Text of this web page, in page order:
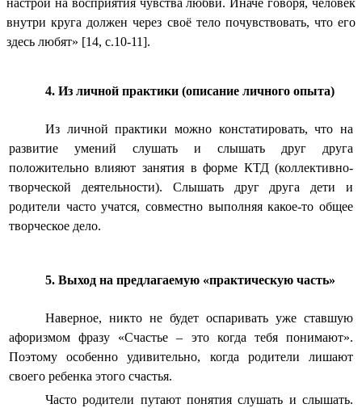
настрой на восприятия чувства любви. Иначе говоря, человек
внутри круга должен через своё тело почувствовать, что его
здесь любят» [14, с.10-11].
4. Из личной практики (описание личного опыта)
Из личной практики можно констатировать, что на
развитие умений слушать и слышать друг друга
положительно влияют занятия в форме КТД (коллективно-
творческой деятельности). Слышать друг друга дети и
родители часто учатся, совместно выполняя какое-то общее
творческое дело.
5. Выход на предлагаемую «практическую часть»
Наверное, никто не будет оспаривать уже ставшую
афоризмом фразу «Счастье – это когда тебя понимают».
Поэтому особенно удивительно, когда родители лишают
своего ребенка этого счастья.
Часто родители путают понятия слушать и слышать.